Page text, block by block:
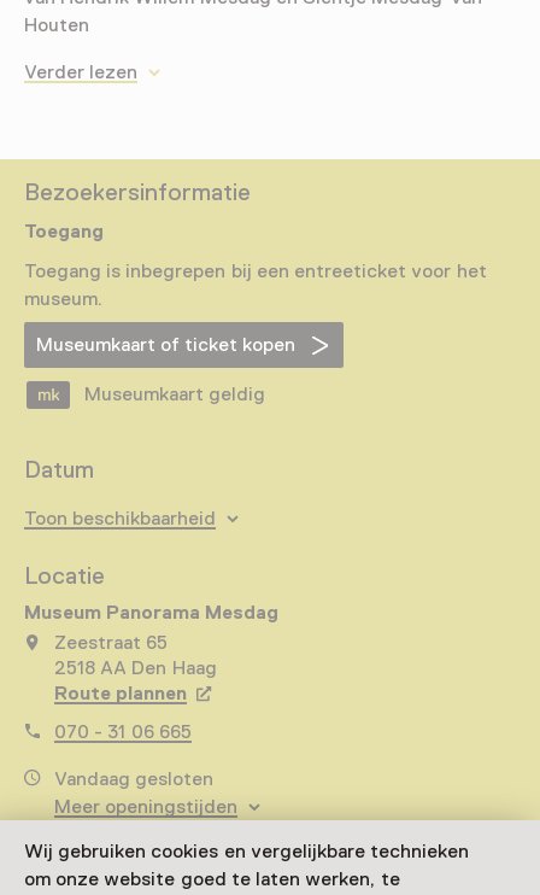
Wij gebruiken cookies en vergelijkbare technieken
om onze website goed te laten werken, te
Houten
Verder lezen
Bezoekersinformatie
Toegang
Toegang is inbegrepen bij een entreeticket voor het
museum.
Museumkaart of ticket kopen
Museumkaart geldig
Datum
Toon beschikbaarheid
Locatie
Museum Panorama Mesdag
Zeestraat 65
2518 AA Den Haag
Route plannen Opent in een nieuw tabblad
070 - 31 06 665
Vandaag gesloten
Meer openingstijden